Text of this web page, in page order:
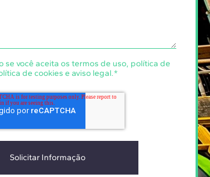
se você aceita os termos de uso, política de
de cookies e aviso legal.*